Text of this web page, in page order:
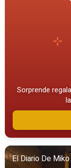
Sorprende
El Diario De Miko